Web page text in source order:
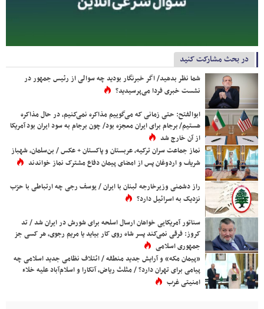
در بحث مشارکت کنید
شما نظر بدهید/ اگر خبرنگار بودید چه سوالی از رئیس جمهور در
نشست خبری فردا می‌پرسیدید؟
ابوالفتح: حتی زمانی که می‌گوییم مذاکره نمی‌کنیم، در حال مذاکره
هستیم/ برجام برای ایران معجزه بود/ چون برجام به سود ایران بود آمریکا
از آن خارج شد
نماز جماعت سران ترکیه، عربستان و پاکستان + عکس / بن‌سلمان، شهباز
شریف و اردوغان پس از امضای پیمان دفاع مشترک نماز خواندند
راز دشمنی وزیرخارجه لبنان با ایران / یوسف رجی چه ارتباطی با حزب
نزدیک به اسرائیل دارد؟
سناتور آمریکایی خواهان ارسال اسلحه برای شورش در ایران شد / تد
کروز: فرقی نمی‌کند پسر شاه روی کار بیاید یا مریم رجوی، هر کسی جز
جمهوری اسلامی
«پیمان مکه» و آرایش جدید منطقه / ائتلاف نظامی جدید اسلامی چه
پیامی برای تهران دارد؟ / مثلث ریاض، آنکارا و اسلام‌آباد علیه خلاء
امنیتی غرب